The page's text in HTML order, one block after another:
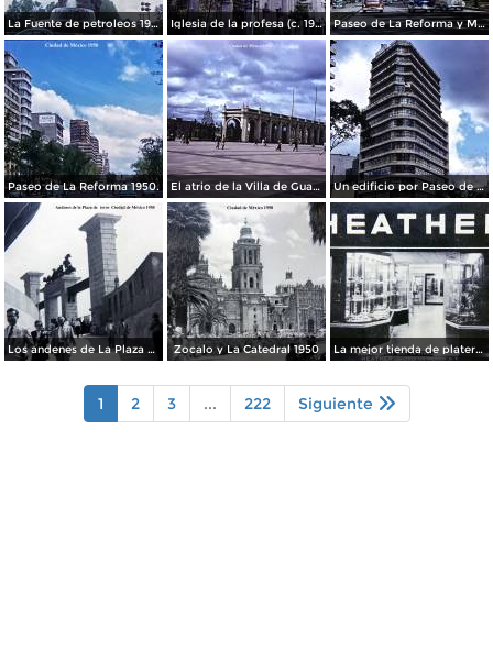
La Fuente de petroleos 1950. Iglesia de la profesa (c. 1950) Paseo de La Reforma y Mto a La Independencia 1950
Paseo de La Reforma 1950. El atrio de la Villa de Guadalupe 1950. Un edificio por Paseo de La Reforma 1950
Los andenes de La Plaza de toros Ciudad de México 1950 Zocalo y La Catedral 1950 La mejor tienda de plateria.
1 2 3 ... 222 Siguiente